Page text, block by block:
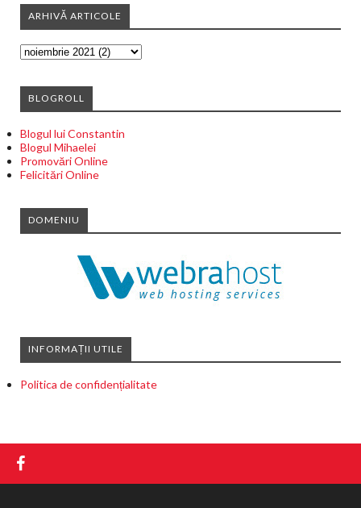
ARHIVĂ ARTICOLE
BLOGROLL
Blogul lui Constantin
Blogul Mihaelei
Promovări Online
Felicitări Online
DOMENIU
INFORMAȚII UTILE
Politica de confidențialitate